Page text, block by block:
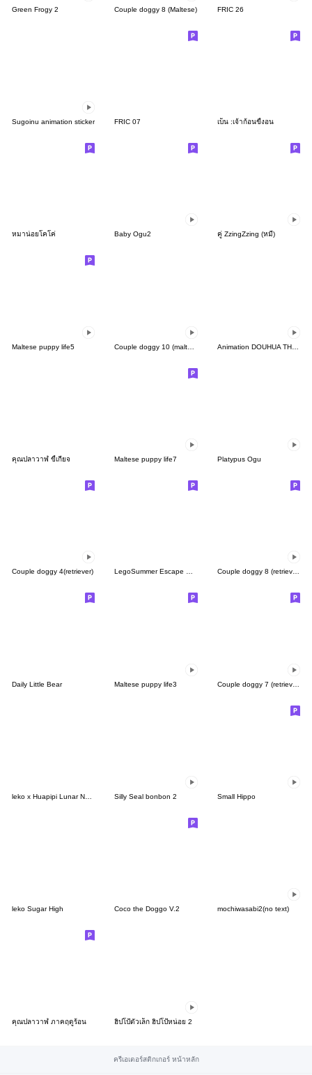
Green Frogy 2 Couple doggy 8 (Maltese) FRIC 26
Sugoinu animation sticker FRIC 07 เบ็น :เจ้าก้อนขี้งอน
หมาน่อยโคโค่ Baby Ogu2 คู่ ZzingZzing (หมี)
Maltese puppy life5 Animation DOUHUA THE SAMOYED GHOST
คุณปลาวาฬ ขี้เกียจ Maltese puppy life7 Platypus Ogu
Couple doggy 4(retriever) LegoSummer Escape Plan Couple doggy 8 (retriever)
Daily Little Bear Maltese puppy life3 Couple doggy 7 (retriever)
Silly Seal bonbon 2 Small Hippo
leko Sugar High Coco the Doggo V.2 mochiwasabi2(no text)
คุณปลาวาฬ ภาคฤดูร้อน ฮิปโป้ตัวเล็ก ฮิปโป้หน่อย 2
ครีเอเตอร์สติกเกอร์ หน้าหลัก